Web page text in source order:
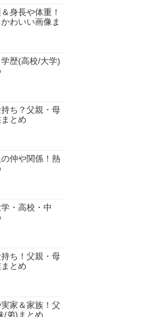
身長や体重！
わいい画像ま
歴(高校/大学)
ち？父親・母
とめ
仲や関係！熱
・高校・中
ち！父親・母
とめ
家＆家族！父
/弟)まとめ